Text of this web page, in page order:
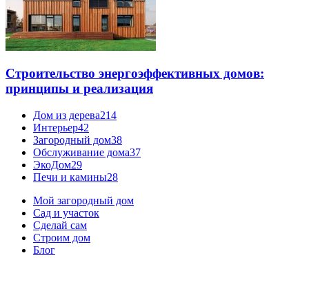
Строительство энергоэффективных домов:
принципы и реализация
Дом из дерева214
Интерьер42
Загородный дом38
Обслуживание дома37
ЭкоДом29
Печи и камины28
Мой загородный дом
Сад и участок
Сделай сам
Строим дом
Блог